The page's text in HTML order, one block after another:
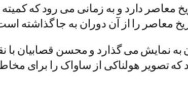
معاصر دارد و به زمانی می رود که
معاصر را از آن دوران به جا گذاشته
به نمایش می گذارد و محسن قصابیان
تصویر هولناکی از ساواک را برای